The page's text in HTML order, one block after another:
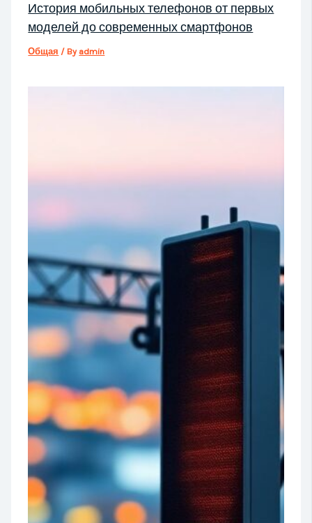
История мобильных телефонов от первых
моделей до современных смартфонов
Общая / By admin